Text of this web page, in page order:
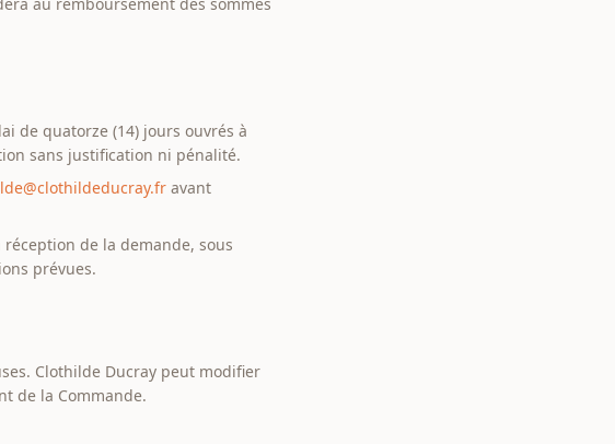
de quatorze (14) jours ouvrés à
sans justification ni pénalité.
avant
de la demande, sous
prévues.
Clothilde Ducray peut modifier
de la Commande.